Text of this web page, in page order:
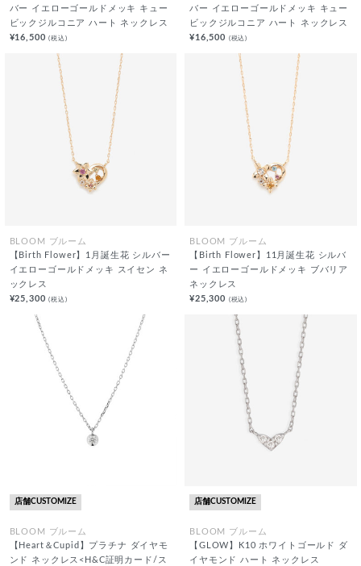
バー イエローゴールドメッキ キュー
ビックジルコニア ハート ネックレス
¥16,500(税込)
バー イエローゴールドメッキ キュー
ビックジルコニア ハート ネックレス
¥16,500 (税込)
BLOOM ブルーム
【Birth Flower】1月誕生花 シルバー
イエローゴールドメッキ スイセン ネ
ックレス
¥25,300(税込)
BLOOM ブルーム
【Birth Flower】11月誕生花 シルバ
ー イエローゴールドメッキ ブバリア
ネックレス
¥25,300 (税込)
店舗CUSTOMIZE
BLOOM ブルーム
【Heart＆Cupid】プラチナ ダイヤモ
ンド ネックレス<H&C証明カード/ス
店舗CUSTOMIZE
BLOOM ブルーム
【GLOW】K10 ホワイトゴールド ダ
イヤモンド ハート ネックレス